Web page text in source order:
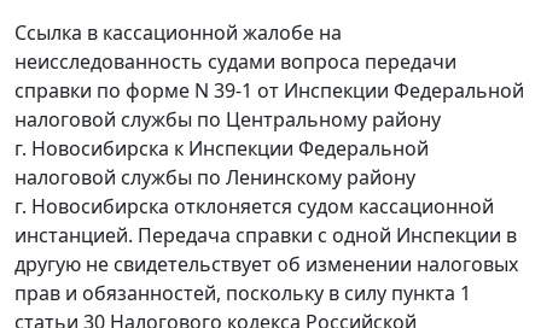
Ссылка в кассационной жалобе на
неисследованность судами вопроса передачи
справки по форме N 39-1 от Инспекции Федеральной
налоговой службы по Центральному району
г. Новосибирска к Инспекции Федеральной
налоговой службы по Ленинскому району
г. Новосибирска отклоняется судом кассационной
инстанцией. Передача справки с одной Инспекции в
другую не свидетельствует об изменении налоговых
прав и обязанностей, поскольку в силу пункта 1
статьи 30 Налогового кодекса Российской